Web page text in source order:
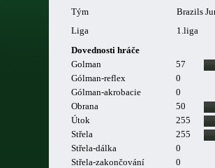
Tým
Brazils
Liga
1.liga
Dovednosti hráče
Golman
57
Gólman-reflex
0
Gólman-akrobacie
0
Obrana
50
Útok
255
Střela
255
Střela-dálka
0
Střela-zakončování
0